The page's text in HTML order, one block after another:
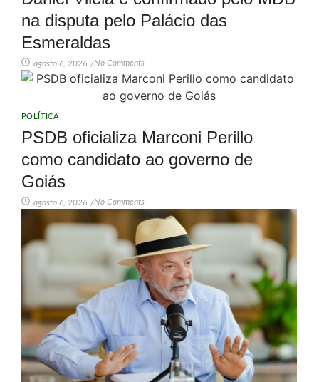
na disputa pelo Palácio das
Esmeraldas
agosto 6, 2026 /No Comments
POLÍTICA
PSDB oficializa Marconi Perillo
como candidato ao governo de
Goiás
agosto 6, 2026 /No Comments